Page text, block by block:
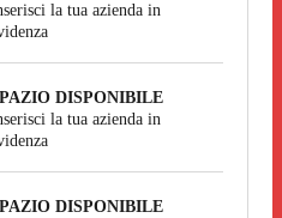
la tua azienda in
DISPONIBILE
la tua azienda in
DISPONIBILE